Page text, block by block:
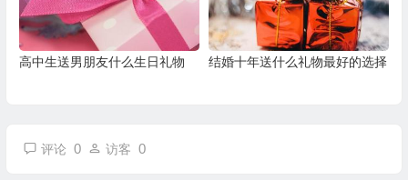
高中生送男朋友什么生日礼物 结婚十年送什么礼物最好的选择
评论 0 访客 0